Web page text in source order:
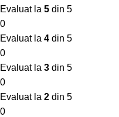
Evaluat la 5 din 5
0
Evaluat la 4 din 5
0
Evaluat la 3 din 5
0
Evaluat la 2 din 5
0